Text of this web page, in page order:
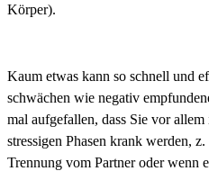
Körper).
Kaum etwas kann so schnell und
schwächen wie negativ
mal aufgefallen, dass Sie vor
stressigen Phasen krank werden,
Trennung vom Partner oder wenn